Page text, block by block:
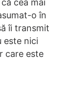
cea mai
o în
îi transmit
este nici
care este